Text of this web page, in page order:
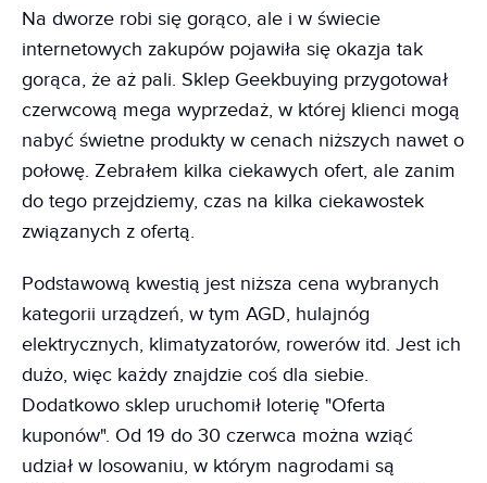
Na dworze robi się gorąco, ale i w świecie
internetowych zakupów pojawiła się okazja tak
gorąca, że aż pali. Sklep Geekbuying przygotował
czerwcową mega wyprzedaż, w której klienci mogą
nabyć świetne produkty w cenach niższych nawet o
połowę. Zebrałem kilka ciekawych ofert, ale zanim
do tego przejdziemy, czas na kilka ciekawostek
związanych z ofertą.
Podstawową kwestią jest niższa cena wybranych
kategorii urządzeń, w tym AGD, hulajnóg
elektrycznych, klimatyzatorów, rowerów itd. Jest ich
dużo, więc każdy znajdzie coś dla siebie.
Dodatkowo sklep uruchomił loterię "Oferta
kuponów". Od 19 do 30 czerwca można wziąć
udział w losowaniu, w którym nagrodami są